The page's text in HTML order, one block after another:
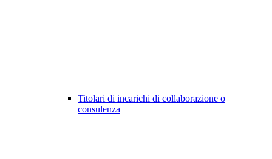
Titolari di incarichi di collaborazione o
consulenza